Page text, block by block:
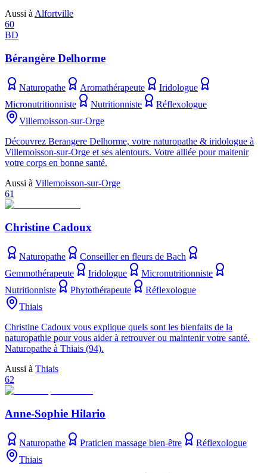
Aussi à Alfortville
60
BD
Bérangère Delhorme
Naturopathe Aromathérapeute
Iridologue
Micronutritionniste
Nutritionniste
Réflexologue
Villemoisson-sur-Orge
Découvrez Berangere Delhorme, votre naturopathe & iridologue à
Villemoisson-sur-Orge et ses alentours. Votre alliée pour maitenir
votre corps en bonne santé.
Aussi à Villemoisson-sur-Orge
61
Christine Cadoux
Naturopathe
Conseiller en fleurs de Bach
Gemmothérapeute
Iridologue
Micronutritionniste
Nutritionniste
Phytothérapeute
Réflexologue
Thiais
Christine Cadoux vous explique quels sont les bienfaits de la
naturopathie pour vous aider à retrouver ou maintenir votre santé.
Naturopathe à Thiais (94).
Aussi à Thiais
62
Anne-Sophie Hilario
Naturopathe Praticien massage bien-être
Réflexologue
Thiais